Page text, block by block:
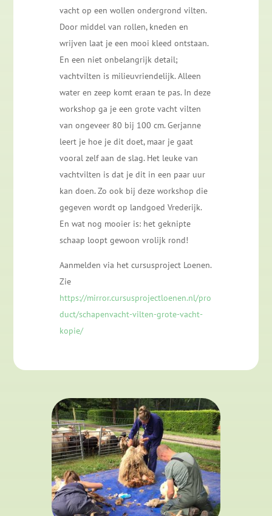
vacht op een wollen ondergrond vilten.
Door middel van rollen, kneden en
wrijven laat je een mooi kleed ontstaan.
En een niet onbelangrijk detail;
vachtvilten is milieuvriendelijk. Alleen
water en zeep komt eraan te pas. In deze
workshop ga je een grote vacht vilten
van ongeveer 80 bij 100 cm. Gerjanne
leert je hoe je dit doet, maar je gaat
vooral zelf aan de slag. Het leuke van
vachtvilten is dat je dit in een paar uur
kan doen. Zo ook bij deze workshop die
gegeven wordt op landgoed Vrederijk.
En wat nog mooier is: het geknipte
schaap loopt gewoon vrolijk rond!
Aanmelden via het cursusproject Loenen.
Zie
https://mirror.cursusprojectloenen.nl/pro
duct/schapenvacht-vilten-grote-vacht-
kopie/